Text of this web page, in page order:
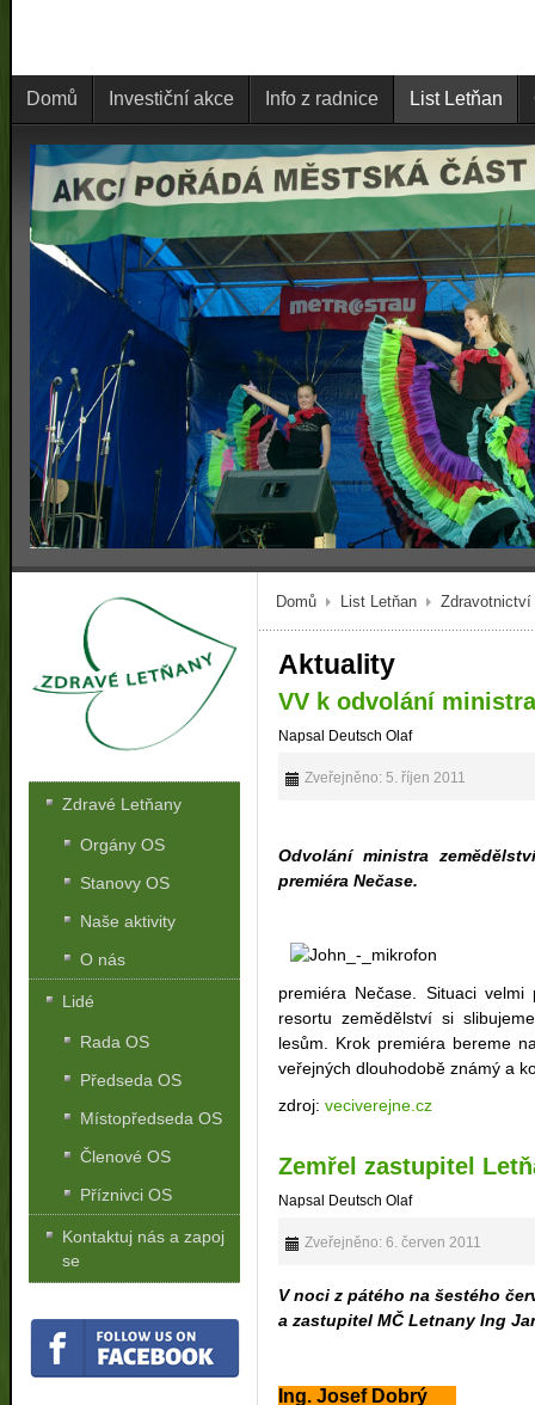
Domů Investiční akce Info z radnice List Letňan
Domů List Letňan Zdravotnictví
Aktuality
VV k odvolání
Napsal Deutsch Olaf
Zveřejněno: 5. říjen 2011
Odvolání ministra
premiéra Nečase.
premiéra Nečase. Situaci
resortu zemědělství si
lesům. Krok premiéra bereme
veřejných dlouhodobě známý a
zdroj:veciverejne.cz
Zemřel zastupitel
Napsal Deutsch Olaf
Zveřejněno: 6. červen 2011
V noci z pátého na šestého
a zastupitel MČ Letnany Ing
Ing. Josef Dobrý
Zdravé Letňany
Orgány OS
Stanovy OS
Naše aktivity
O nás
Lidé
Rada OS
Předseda OS
Místopředseda OS
Členové OS
Příznivci OS
Kontaktuj nás a zapoj
se